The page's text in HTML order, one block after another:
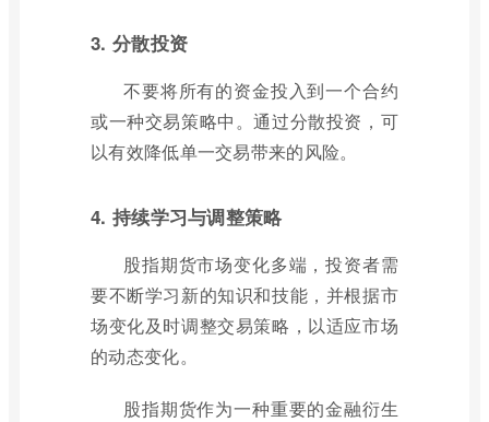
3. 分散投资
不要将所有的资金投入到一个合约
或一种交易策略中。通过分散投资，可
以有效降低单一交易带来的风险。
4. 持续学习与调整策略
股指期货市场变化多端，投资者需
要不断学习新的知识和技能，并根据市
场变化及时调整交易策略，以适应市场
的动态变化。
股指期货作为一种重要的金融衍生